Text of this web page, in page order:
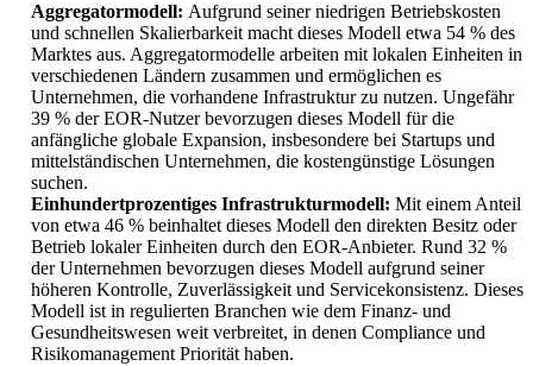
Aggregatormodell: Aufgrund seiner niedrigen Betriebskosten
und schnellen Skalierbarkeit macht dieses Modell etwa 54 % des
Marktes aus. Aggregatormodelle arbeiten mit lokalen Einheiten in
verschiedenen Ländern zusammen und ermöglichen es
Unternehmen, die vorhandene Infrastruktur zu nutzen. Ungefähr
39 % der EOR-Nutzer bevorzugen dieses Modell für die
anfängliche globale Expansion, insbesondere bei Startups und
mittelständischen Unternehmen, die kostengünstige Lösungen
suchen.
Einhundertprozentiges Infrastrukturmodell: Mit einem Anteil
von etwa 46 % beinhaltet dieses Modell den direkten Besitz oder
Betrieb lokaler Einheiten durch den EOR-Anbieter. Rund 32 %
der Unternehmen bevorzugen dieses Modell aufgrund seiner
höheren Kontrolle, Zuverlässigkeit und Servicekonsistenz. Dieses
Modell ist in regulierten Branchen wie dem Finanz- und
Gesundheitswesen weit verbreitet, in denen Compliance und
Risikomanagement Priorität haben.